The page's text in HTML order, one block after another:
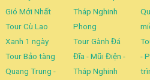
Gió Mới Nhất
Tour Cù Lao
Xanh 1 ngày
Tour Bảo tàng
Quang Trung -
Tháp Nghinh
Phong
Tour Gành Đá
Đĩa - Mũi Điện -
Tháp Nghinh
-